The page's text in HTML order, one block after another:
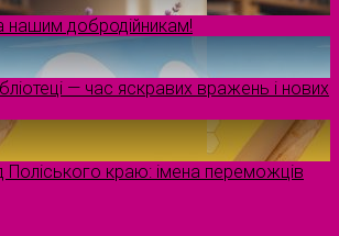
нашим добродійникам!
— час яскравих вражень і нових
краю: імена переможців